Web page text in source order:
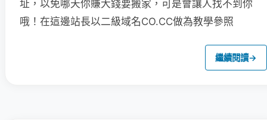
址，以免哪天你賺大錢要搬家，可是會讓人找不到你
哦！在這邊站長以二級域名CO.CC做為教學參照
繼續閱讀→